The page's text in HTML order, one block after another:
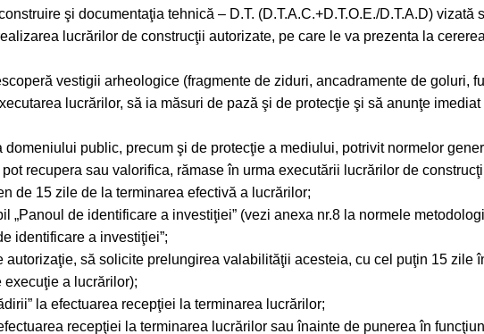
şi documentaţia tehnică – D.T. (D.T.A.C.+D.T.O.E./D.T.A.D) vizată
lucrărilor de construcţii autorizate, pe care le va prezenta la
vestigii arheologice (fragmente de ziduri, ancadramente de goluri,
lucrărilor, să ia măsuri de pază şi de protecţie şi să anunţe
public, precum şi de protecţie a mediului, potrivit normelor
recupera sau valorifica, rămase în urma executării lucrărilor de
de 15 zile de la terminarea efectivă a lucrărilor;
„Panoul de identificare a investiţiei” (vezi anexa nr.8 la normele
identificare a investiţiei”;
să solicite prelungirea valabilităţii acesteia, cu cel puţin 15 zile
a lucrărilor);
la efectuarea recepţiei la terminarea lucrărilor;
recepţiei la terminarea lucrărilor sau înainte de punerea în